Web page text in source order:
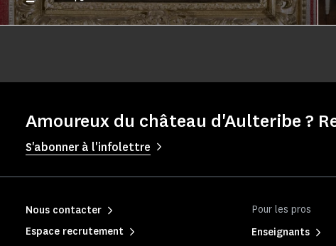
Amoureux du château d'Aulteribe ?
S'abonner à l'infolettre
Pour les pros
Enseignants
Nous contacter
Espace recrutement